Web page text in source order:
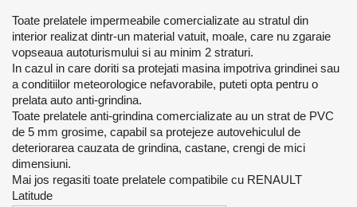
Toate prelatele impermeabile comercializate au stratul din
interior realizat dintr-un material vatuit, moale, care nu zgaraie
vopseaua autoturismului si au minim 2 straturi.
In cazul in care doriti sa protejati masina impotriva grindinei sau
a conditiilor meteorologice nefavorabile, puteti opta pentru o
prelata auto anti-grindina.
Toate prelatele anti-grindina comercializate au un strat de PVC
de 5 mm grosime, capabil sa protejeze autovehiculul de
deteriorarea cauzata de grindina, castane, crengi de mici
dimensiuni.
Mai jos regasiti toate prelatele compatibile cu RENAULT
Latitude